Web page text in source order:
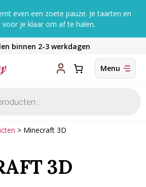
even een zoete pauze. Je taarten en
voor je klaar om af te halen.
binnen 2-3 werkdagen
> Minecraft 3D
3D